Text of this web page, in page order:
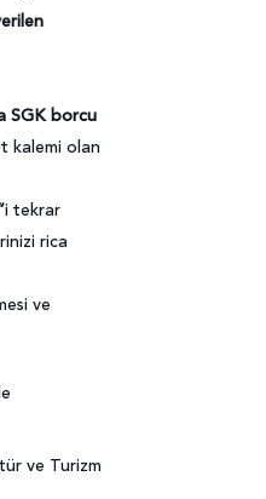
SGK borcu
kalemi olan
i tekrar
rica
ve
ve Turizm